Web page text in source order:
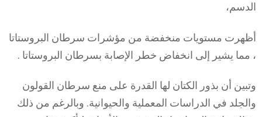
الدسم،
أظهرت مستويات منخفضة من مؤشرات سرطان البروستاتا
، مما يشير إلى انخفاض خطر الإصابة بسرطان البروستاتا .
وتبين أن بذور الكتان لها القدرة على منع سرطان القولون
والجلد في الدراسات المعملية والحيوانية. وبالرغم من ذلك